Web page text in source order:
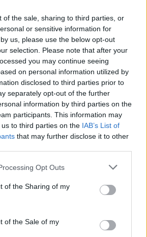
of the sale, sharing to third parties, or
or sensitive information for
us, please use the below opt-out
selection. Please note that after your
you may continue seeing
on personal information utilized by
disclosed to third parties prior to
separately opt-out of the further
information by third parties on the
participants. This information may
to third parties on the IAB’s List of
that may further disclose it to other
Opt Outs
of the Sharing of my
of the Sale of my
και βάλε όλο το μείγμα
για spray.